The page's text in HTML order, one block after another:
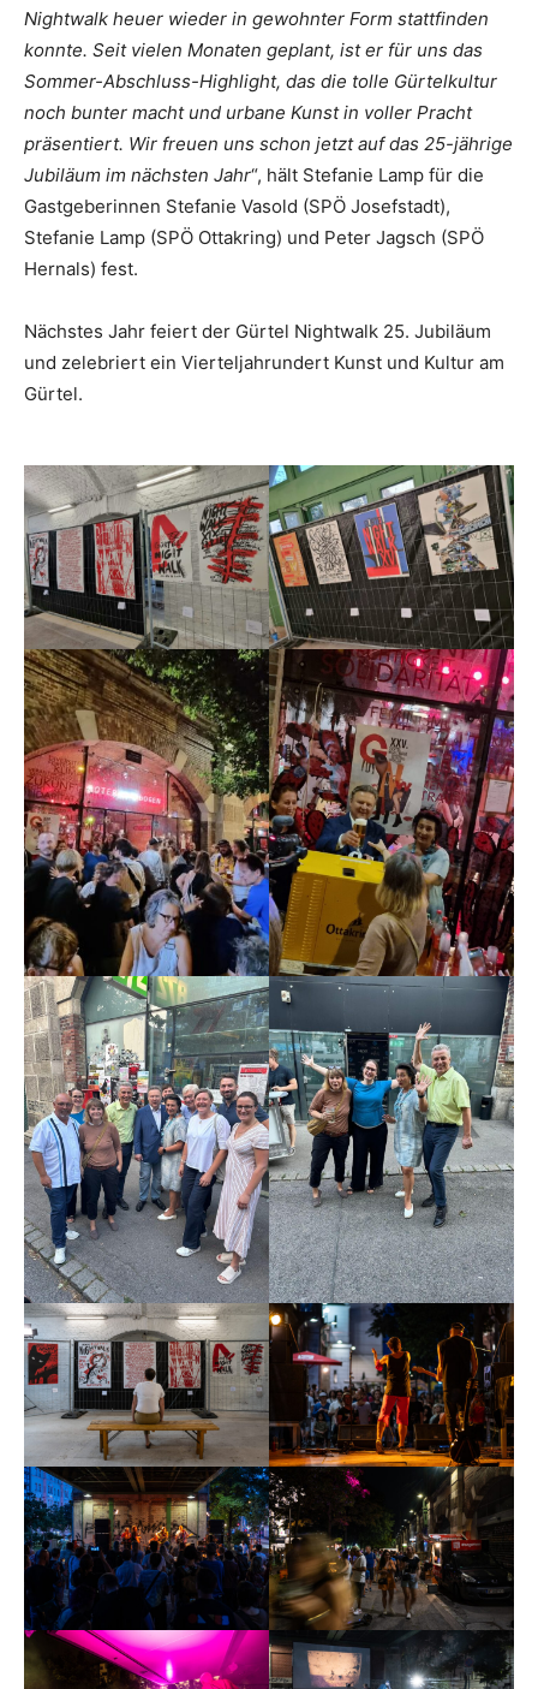
Nightwalk heuer wieder in gewohnter Form stattfinden
konnte. Seit vielen Monaten geplant, ist er für uns das
Sommer-Abschluss-Highlight, das die tolle Gürtelkultur
noch bunter macht und urbane Kunst in voller Pracht
präsentiert. Wir freuen uns schon jetzt auf das 25-jährige
Jubiläum im nächsten Jahr“, hält Stefanie Lamp für die
Gastgeberinnen Stefanie Vasold (SPÖ Josefstadt),
Stefanie Lamp (SPÖ Ottakring) und Peter Jagsch (SPÖ
Hernals) fest.
Nächstes Jahr feiert der Gürtel Nightwalk 25. Jubiläum
und zelebriert ein Vierteljahrundert Kunst und Kultur am
Gürtel.